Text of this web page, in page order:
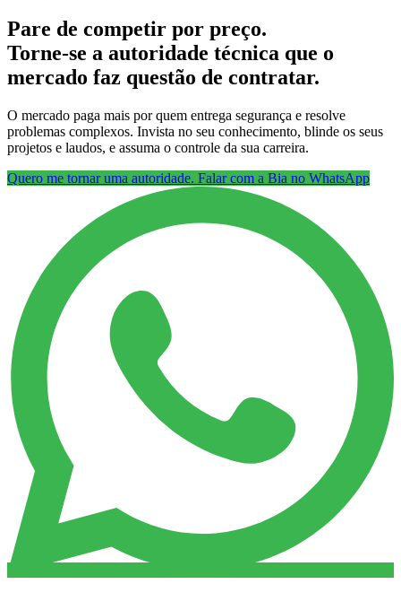
Pare de competir por preço.
Torne-se a autoridade técnica que o
mercado faz questão de contratar.
O mercado paga mais por quem entrega segurança e resolve
problemas complexos. Invista no seu conhecimento, blinde os seus
projetos e laudos, e assuma o controle da sua carreira.
Quero me tornar uma autoridade. Falar com a Bia no WhatsApp